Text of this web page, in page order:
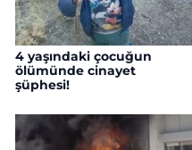
4 yaşındaki çocuğun
ölümünde cinayet
şüphesi!